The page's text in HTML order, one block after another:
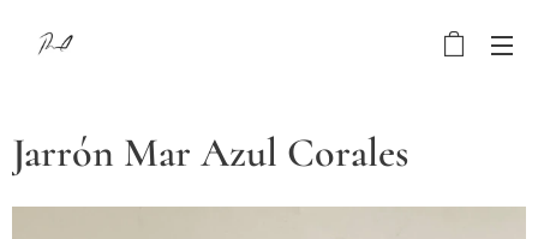
Jarrón Mar Azul Corales